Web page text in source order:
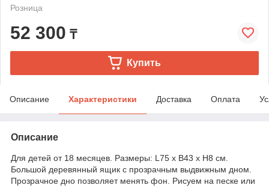
Розница
52 300 ₸
Купить
Описание Характеристики Доставка Оплата
Описание
Для детей от 18 месяцев. Размеры: L75 х B43 х H8 см.
Большой деревянный ящик с прозрачным выдвижным дном.
Прозрачное дно позволяет менять фон. Рисуем на песке или